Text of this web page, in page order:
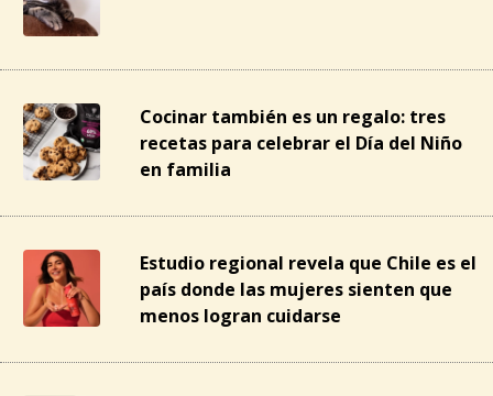
Cocinar también es un regalo: tres
recetas para celebrar el Día del Niño
en familia
Estudio regional revela que Chile es el
país donde las mujeres sienten que
menos logran cuidarse